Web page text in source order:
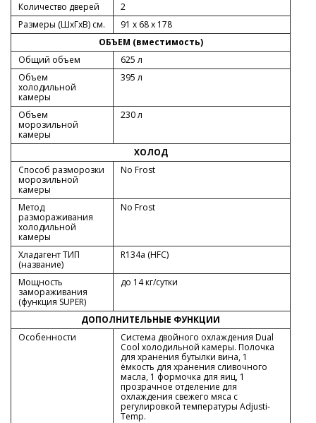
Количество дверей
2
Размеры (ШxГxВ) см.
91 x 68 x 178
ОБЪЕМ (вместимость)
Общий объем
625 л
Объем
холодильной
камеры
395 л
Объем
морозильной
камеры
230 л
ХОЛОД
Способ разморозки
морозильной
камеры
No Frost
Метод
размораживания
холодильной
камеры
No Frost
Хладагент ТИП
(название)
R134a (HFC)
Мощность
замораживания
(функция SUPER)
до 14 кг/cутки
ДОПОЛНИТЕЛЬНЫЕ ФУНКЦИИ
Особенности
Система двойного охлаждения Dual
Cool холодильной камеры. Полочка
для хранения бутылки вина, 1
ёмкость для хранения сливочного
масла, 1 формочка для яиц, 1
прозрачное отделение для
охлаждения свежего мяса с
регулировкой температуры Adjusti-
Temp.